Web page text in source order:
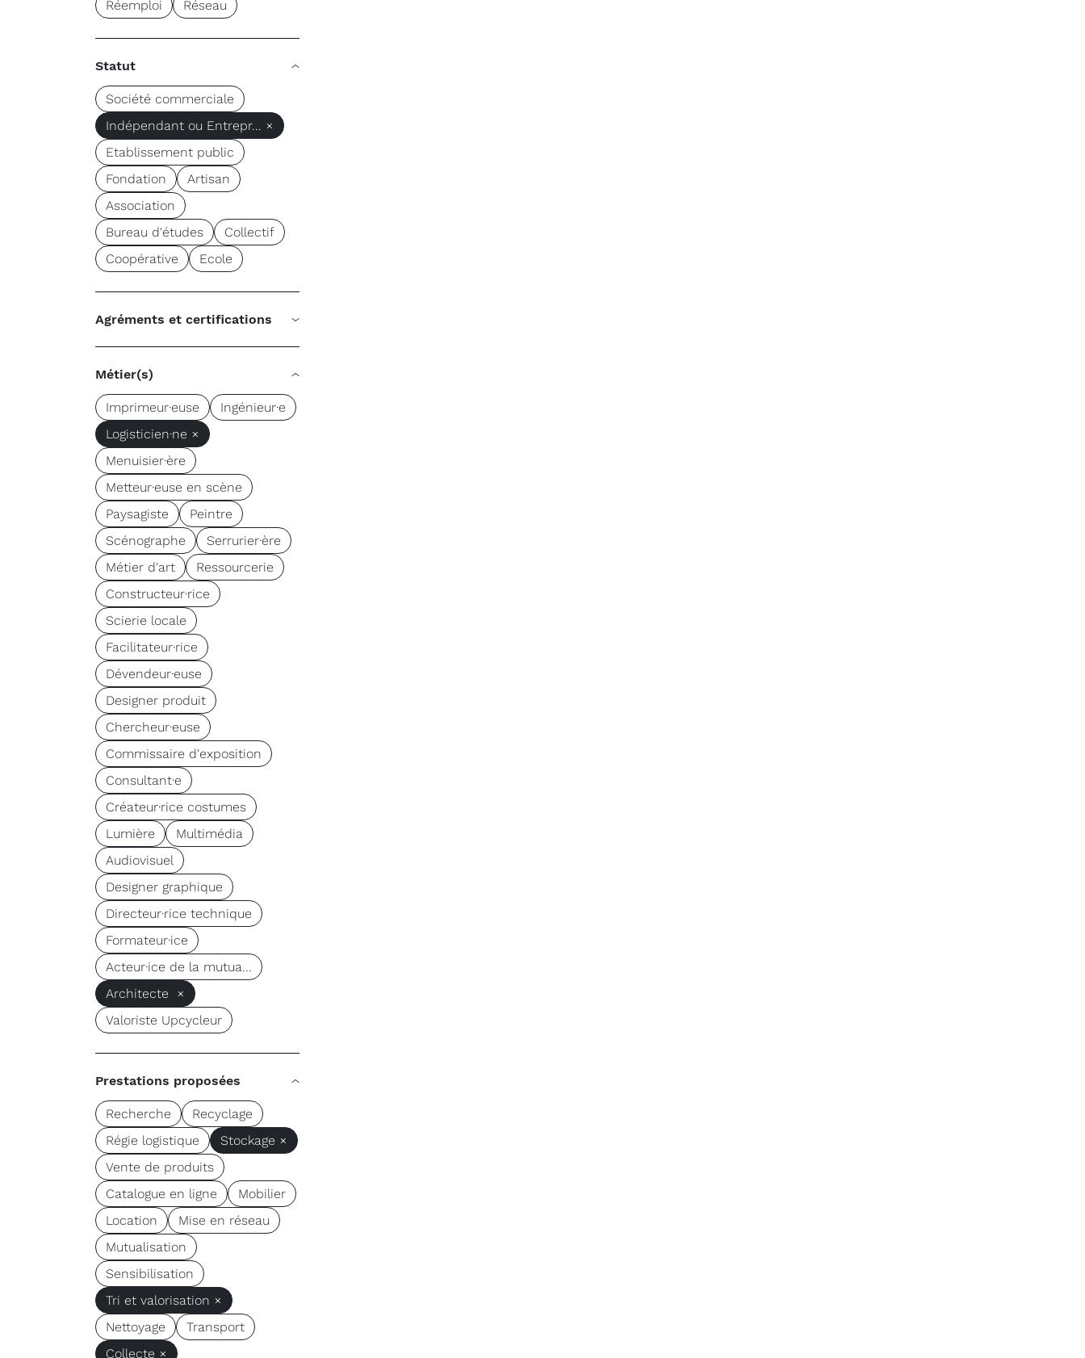
Réemploi
Réseau
Statut
Société commerciale
Indépendant ou Entrepr... ×
Etablissement public
Fondation
Artisan
Association
Bureau d'études
Collectif
Coopérative
Ecole
Agréments et certifications
Métier(s)
Imprimeur·euse
Ingénieur·e
Logisticien·ne ×
Menuisier·ère
Metteur·euse en scène
Paysagiste
Peintre
Scénographe
Serrurier·ère
Métier d'art
Ressourcerie
Constructeur·rice
Scierie locale
Facilitateur·rice
Dévendeur·euse
Designer produit
Chercheur·euse
Commissaire d'exposition
Consultant·e
Créateur·rice costumes
Lumière
Multimédia
Audiovisuel
Designer graphique
Directeur·rice technique
Formateur·ice
Acteur·ice de la mutua...
Architecte ×
Valoriste Upcycleur
Prestations proposées
Recherche
Recyclage
Régie logistique
Stockage ×
Vente de produits
Catalogue en ligne
Mobilier
Location
Mise en réseau
Mutualisation
Sensibilisation
Tri et valorisation ×
Nettoyage
Transport
Collecte ×